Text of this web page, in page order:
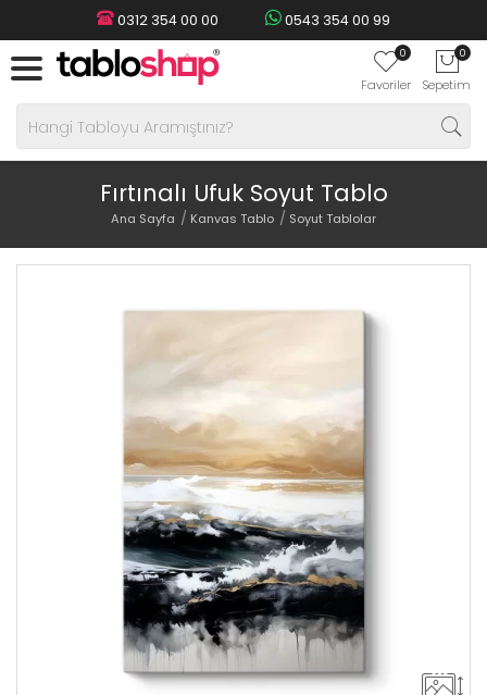
0312 354 00 00 0543 354 00 99
0
Favoriler
0
Sepetim
Fırtınalı Ufuk Soyut Tablo
Ana Sayfa Kanvas Tablo Soyut Tablolar